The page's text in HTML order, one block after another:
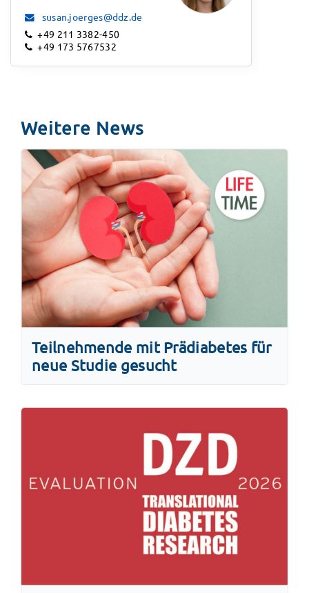
susan.joerges@ddz.de
+49 211 3382-450
+49 173 5767532
Weitere News
Teilnehmende mit Prädiabetes für
neue Studie gesucht